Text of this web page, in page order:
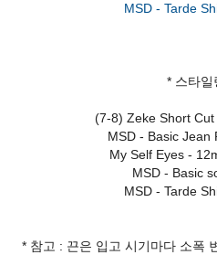
* 스타일
(7-8) Zeke Short
MSD - Basic Jean
My Self Eyes -
MSD - Basic
MSD - Tarde
* 참고 : 끈은 입고 시기마다 소폭